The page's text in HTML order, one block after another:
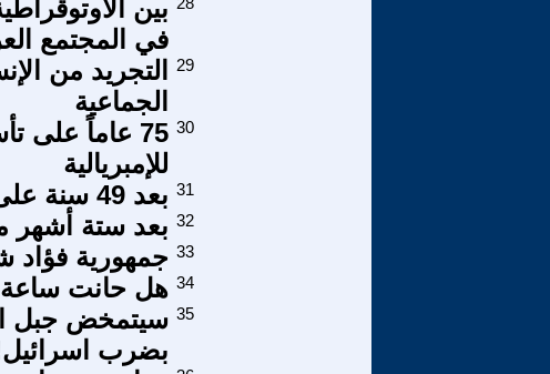
بين
في المجتمع
التجريد من
الجماعية
29
75 عاماً على
للإمبريالية
30
بعد 49 سنة على انفجار الحرب الأهلية 31
بعد ستة أشهر 32
جمهورية فؤاد 33
هل حانت ساعة 34
سيتمخض جبل
بضرب
35